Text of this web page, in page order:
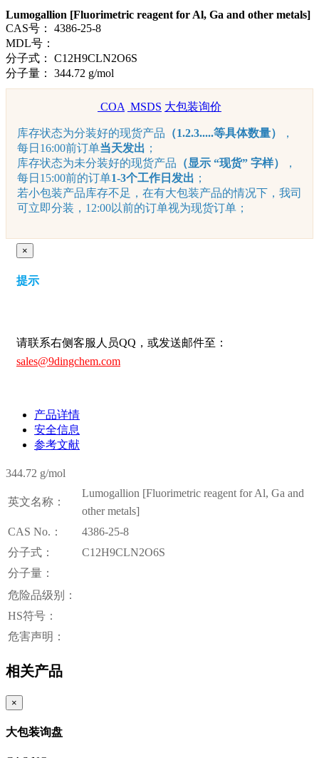
Lumogallion [Fluorimetric reagent for Al, Ga and other metals]
CAS号：
4386-25-8
MDL号：
分子式：
C12H9CLN2O6S
分子量：
344.72 g/mol
COA MSDS 大包装询价
库存状态为分装好的现货产品 （1.2.3.....等具体数量）
，
每日16:00前订单当天发出 ；
库存状态为未分装好的现货产品 （显示 “现货” 字样）
，
每日15:00前的订单1-3个工作日发出 ；
若小包装产品库存不足，在有大包装产品的情况下，我司
可立即分装，12:00以前的订单视为现货订单；
×
提示
请联系右侧客服人员QQ，或发送邮件至：
sales@9dingchem.com
产品详情
安全信息
参考文献
344.72 g/mol
英文名称：
Lumogallion [Fluorimetric reagent for Al, Ga and
other metals]
CAS No.：
4386-25-8
分子式：
C12H9CLN2O6S
分子量：
危险品级别：
HS符号：
危害声明：
相关产品
×
大包装询盘